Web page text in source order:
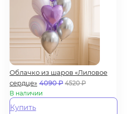
Облачко из шаров «Лиловое
сердце» 4090₽ 4520₽
В наличии
Купить